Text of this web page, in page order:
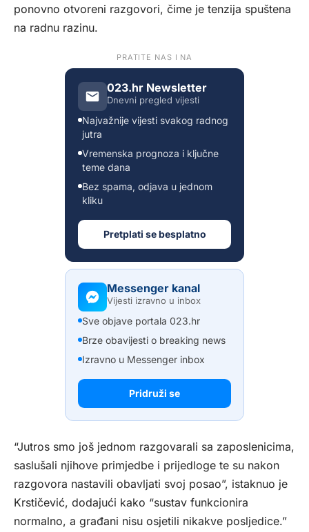
ponovno otvoreni razgovori, čime je tenzija spuštena
na radnu razinu.
PRATITE NAS I NA
023.hr Newsletter
Dnevni pregled vijesti
Najvažnije vijesti svakog radnog
jutra
Vremenska prognoza i ključne
teme dana
Bez spama, odjava u jednom
kliku
Pretplati se besplatno
Messenger kanal
Vijesti izravno u inbox
Sve objave portala 023.hr
Brze obavijesti o breaking news
Izravno u Messenger inbox
Pridruži se
“Jutros smo još jednom razgovarali sa zaposlenicima,
saslušali njihove primjedbe i prijedloge te su nakon
razgovora nastavili obavljati svoj posao”, istaknuo je
Krstičević, dodajući kako “sustav funkcionira
normalno, a građani nisu osjetili nikakve posljedice.”